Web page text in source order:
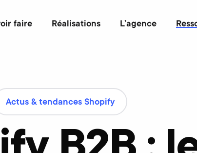
faire Réalisations L’agence
Actus & tendances Shopify